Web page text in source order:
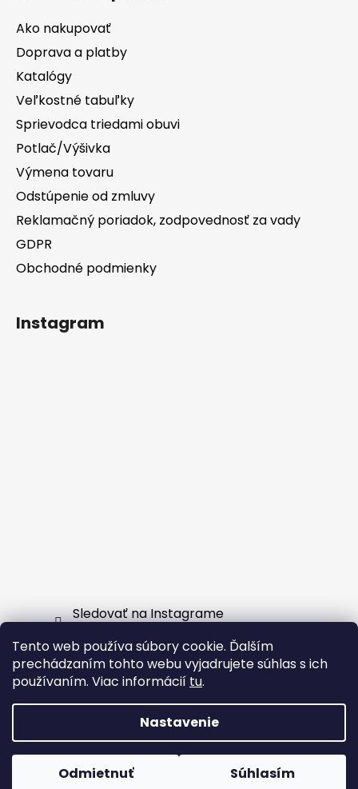
Tento web používa súbory cookie. Ďalším
prechádzaním tohto webu vyjadrujete súhlas s ich
používaním. Viac informácií tu.
Nastavenie
Odmietnuť Súhlasím
Ako nakupovať
Doprava a platby
Katalógy
Veľkostné tabuľky
Sprievodca triedami obuvi
Potlač/Výšivka
Výmena tovaru
Odstúpenie od zmluvy
Reklamačný poriadok, zodpovednosť za vady
GDPR
Obchodné podmienky
Instagram
Sledovať na Instagrame
Facebook
Vytvoril Shoptet
Copyright 2026EXTERNSHOP.SK. Všetky práva